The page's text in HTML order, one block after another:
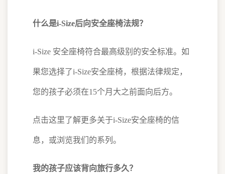
什么是i-Size后向安全座椅法规？
i-Size 安全座椅符合最高级别的安全标准。如
果您选择了i-Size安全座椅，根据法律规定，
您的孩子必须在15个月大之前面向后方。
点击这里了解更多关于i-Size安全座椅的信
息，或浏览我们的系列。
我的孩子应该背向旅行多久？